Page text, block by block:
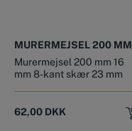
MURERMEJSEL 200 MM
Murermejsel 200 mm 16
mm 8-kant skær 23 mm
62,00 DKK